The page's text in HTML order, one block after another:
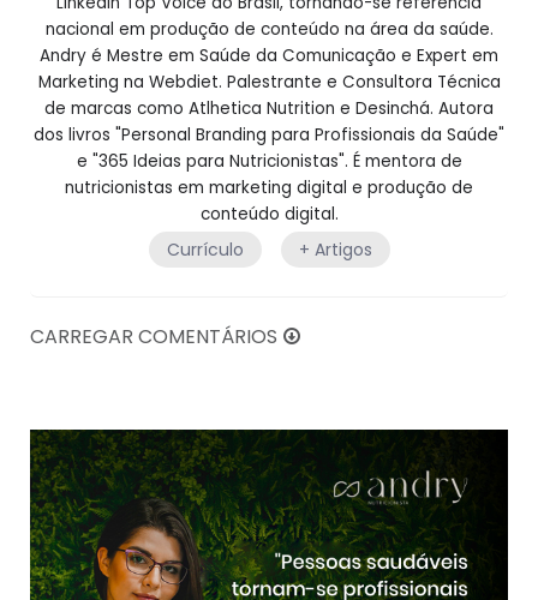
nacional em produção de conteúdo na área da saúde.
Andry é Mestre em Saúde da Comunicação e Expert em
Marketing na Webdiet. Palestrante e Consultora Técnica
de marcas como Atlhetica Nutrition e Desinchá. Autora
dos livros "Personal Branding para Profissionais da Saúde"
e "365 Ideias para Nutricionistas". É mentora de
nutricionistas em marketing digital e produção de
conteúdo digital.
Currículo + Artigos
CARREGAR COMENTÁRIOS